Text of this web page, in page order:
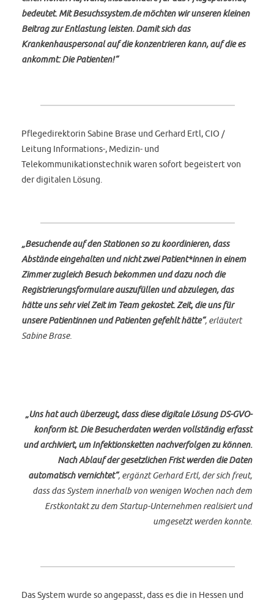
bedeutet. Mit Besuchssystem.de möchten wir unseren kleinen
Beitrag zur Entlastung leisten. Damit sich das
Krankenhauspersonal auf die konzentrieren kann, auf die es
ankommt: Die Patienten!“
Pflegedirektorin Sabine Brase und Gerhard Ertl, CIO /
Leitung Informations-, Medizin- und
Telekommunikationstechnik waren sofort begeistert von
der digitalen Lösung.
„Besuchende auf den Stationen so zu koordinieren, dass
Abstände eingehalten und nicht zwei Patient*innen in einem
Zimmer zugleich Besuch bekommen und dazu noch die
Registrierungsformulare auszufüllen und abzulegen, das
hätte uns sehr viel Zeit im Team gekostet. Zeit, die uns für
unsere Patientinnen und Patienten gefehlt hätte“, erläutert
Sabine Brase.
„Uns hat auch überzeugt, dass diese digitale Lösung DS-GVO-
konform ist. Die Besucherdaten werden vollständig erfasst
und archiviert, um Infektionsketten nachverfolgen zu können.
Nach Ablauf der gesetzlichen Frist werden die Daten
automatisch vernichtet“, ergänzt Gerhard Ertl, der sich freut,
dass das System innerhalb von wenigen Wochen nach dem
Erstkontakt zu dem Startup-Unternehmen realisiert und
umgesetzt werden konnte.
Das System wurde so angepasst, dass es die in Hessen und